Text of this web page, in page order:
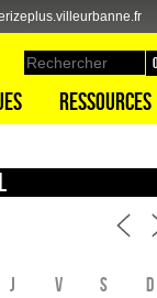
Ressources
J V S D